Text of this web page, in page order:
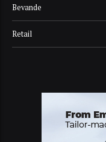
Bevande
Retail